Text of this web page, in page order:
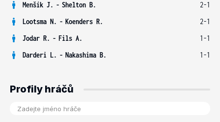
Menšík J. - Shelton B.
2-1
Lootsma N. - Koenders R.
2-1
Jodar R. - Fils A.
1-1
Darderi L. - Nakashima B. 1-1
Profily hráčů